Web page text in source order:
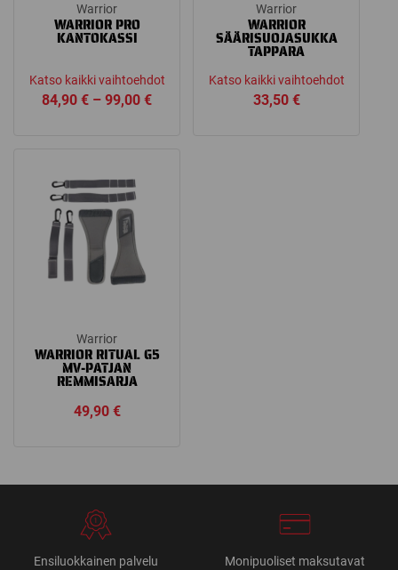
Warrior
WARRIOR PRO
KANTOKASSI
Katso kaikki vaihtoehdot
84,90€ – 99,00€Price
Warrior
WARRIOR
SÄÄRISUOJASUKKA
TAPPARA
Katso kaikki vaihtoehdot
33,50 €
Warrior
WARRIOR RITUAL G5
MV-PATJAN
REMMISARJA
49,90 €
Ensiluokkainen palvelu Monipuoliset maksutavat